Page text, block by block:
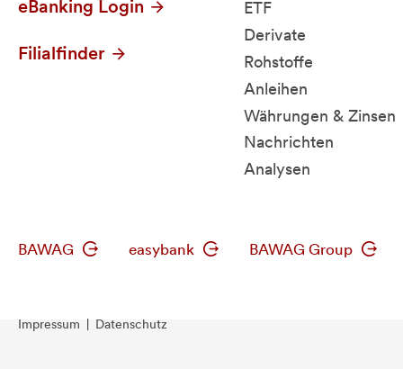
eBanking Login
Filialfinder
ETF
Derivate
Rohstoffe
Anleihen
Währungen & Zinsen
Nachrichten
Analysen
BAWAG easybank BAWAG Group
Impressum Datenschutz